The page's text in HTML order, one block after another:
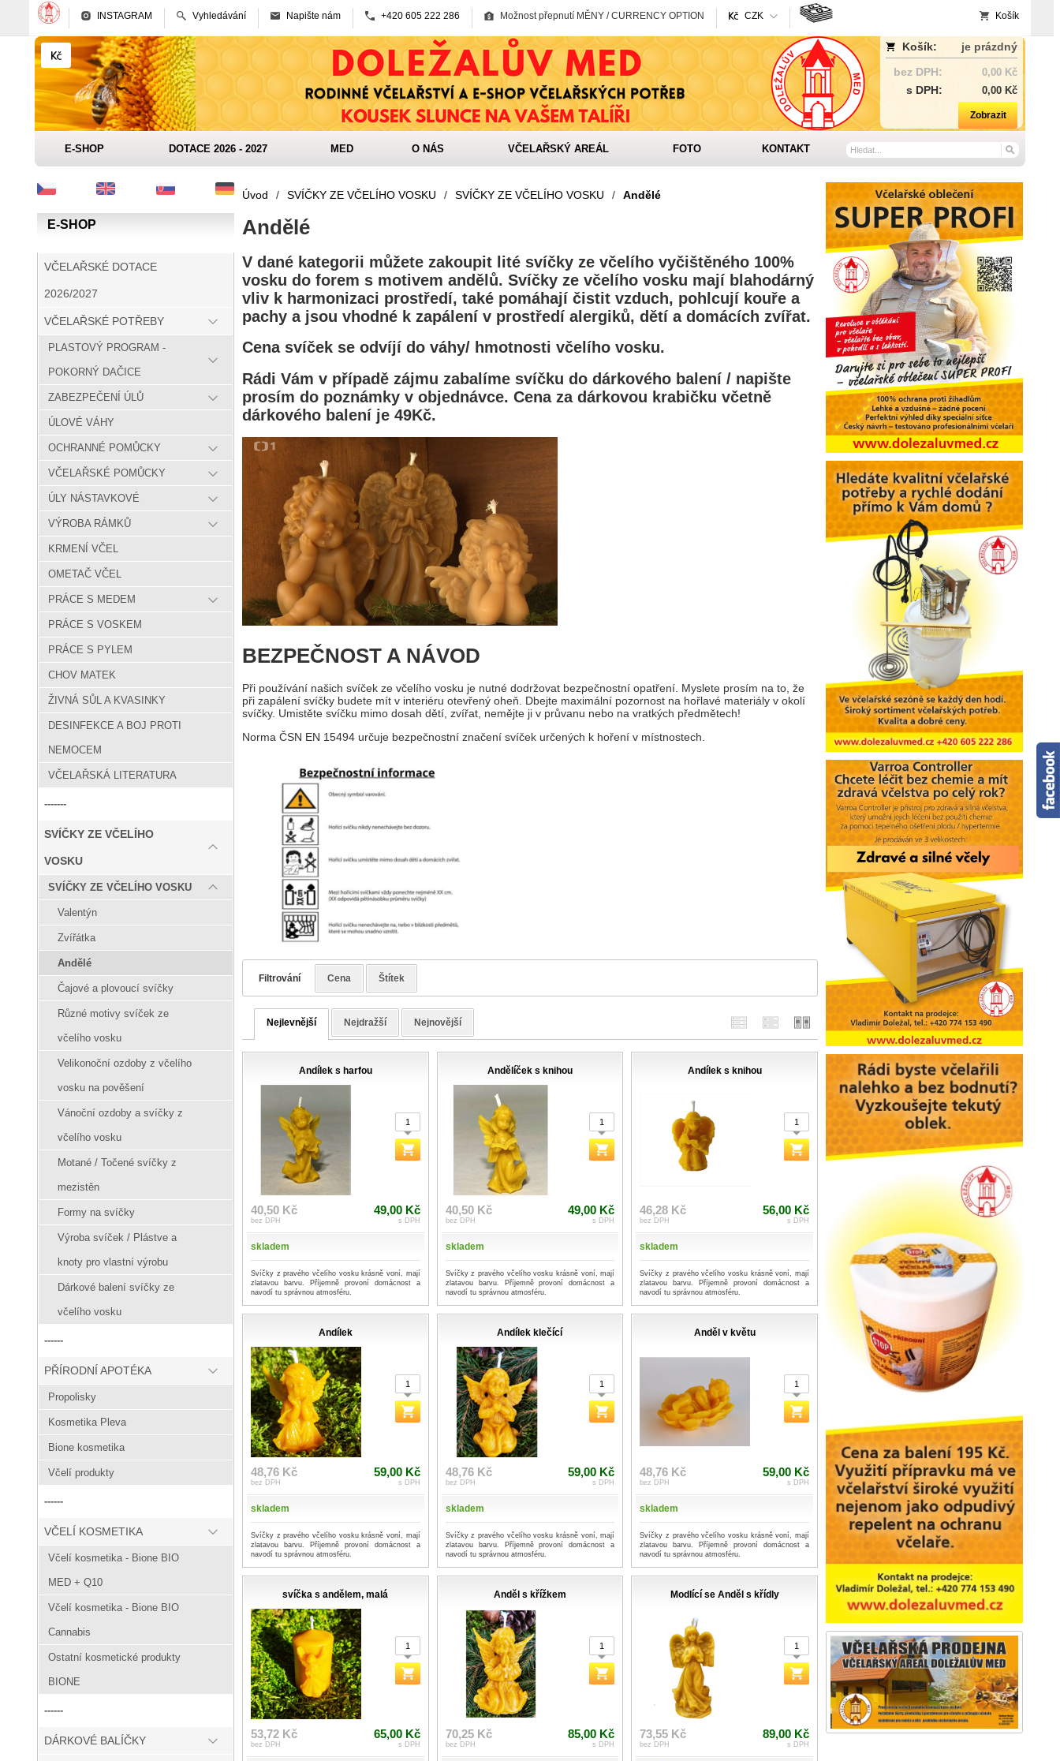
INSTAGRAM Vyhledávání Napište nám +420 605 222 286 Možnost přepnutí MĚNY / CURRENCY OPTION CZK Košík
Košík:
je prázdný
bez DPH:
0,00 Kč
s DPH: 0,00 Kč
Zobrazit
E-SHOP DOTACE 2026 - 2027 MED O NÁS VČELAŘSKÝ AREÁL FOTO KONTAKT
E-SHOP
VČELAŘSKÉ DOTACE
2026/2027
VČELAŘSKÉ POTŘEBY
PLASTOVÝ PROGRAM -
POKORNÝ DAČICE
ZABEZPEČENÍ ÚLŮ
ÚLOVÉ VÁHY
OCHRANNÉ POMŮCKY
VČELAŘSKÉ POMŮCKY
ÚLY NÁSTAVKOVÉ
VÝROBA RÁMKŮ
KRMENÍ VČEL
OMETAČ VČEL
PRÁCE S MEDEM
PRÁCE S VOSKEM
PRÁCE S PYLEM
CHOV MATEK
ŽIVNÁ SŮL A KVASINKY
DESINFEKCE A BOJ PROTI
NEMOCEM
VČELAŘSKÁ LITERATURA
-------
SVÍČKY ZE VČELÍHO
VOSKU
SVÍČKY ZE VČELÍHO VOSKU
Valentýn
Zvířátka
Andělé
Čajové a plovoucí svíčky
Různé motivy svíček ze
včelího vosku
Velikonoční ozdoby z včelího
vosku na pověšení
Vánoční ozdoby a svíčky z
včelího vosku
Motané / Točené svíčky z
mezistěn
Formy na svíčky
Výroba svíček / Plástve a
knoty pro vlastní výrobu
Dárkové balení svíčky ze
včelího vosku
------
PŘÍRODNÍ APOTÉKA
Propolisky
Kosmetika Pleva
Bione kosmetika
Včelí produkty
------
VČELÍ KOSMETIKA
Včelí kosmetika - Bione BIO
MED + Q10
Včelí kosmetika - Bione BIO
Cannabis
Ostatní kosmetické produkty
BIONE
------
DÁRKOVÉ BALÍČKY
Úvod / SVÍČKY ZE VČELÍHO VOSKU / SVÍČKY ZE VČELÍHO VOSKU / Andělé
Andělé
V dané kategorii můžete zakoupit lité svíčky ze včelího vyčištěného 100%
vosku do forem s motivem andělů. Svíčky ze včelího vosku mají blahodárný
vliv k harmonizaci prostředí, také pomáhají čistit vzduch, pohlcují kouře a
pachy a jsou vhodné k zapálení v prostředí alergiků, dětí a domácích zvířat.
Cena svíček se odvíjí do váhy/ hmotnosti včelího vosku.
Rádi Vám v případě zájmu zabalíme svíčku do dárkového balení / napište
prosím do poznámky v objednávce. Cena za dárkovou krabičku včetně
dárkového balení je 49Kč.
BEZPEČNOST A NÁVOD
Při používání našich svíček ze včelího vosku je nutné dodržovat bezpečnostní opatření. Myslete prosím na to, že
při zapálení svíčky budete mít v interiéru otevřený oheň. Dbejte maximální pozornost na hořlavé materiály v okolí
svíčky. Umistěte svíčku mimo dosah dětí, zvířat, nemějte ji v průvanu nebo na vratkých předmětech!
Norma ČSN EN 15494 určuje bezpečnostní značení svíček určených k hoření v místnostech.
Filtrování Cena Štítek
Nejlevnější Nejdražší Nejnovější
Andílek s harfou
40,50 Kč
bez DPH
49,00 Kč
s DPH
skladem
Svíčky z pravého včelího vosku krásně voní, mají
zlatavou barvu. Příjemně provoní domácnost a
navodí tu správnou atmosféru.
Andělíček s knihou
40,50 Kč
bez DPH
49,00 Kč
s DPH
skladem
Svíčky z pravého včelího vosku krásně voní, mají
zlatavou barvu. Příjemně provoní domácnost a
navodí tu správnou atmosféru.
Andílek s knihou
46,28 Kč
bez DPH
56,00 Kč
s DPH
skladem
Svíčky z pravého včelího vosku krásně voní, mají
zlatavou barvu. Příjemně provoní domácnost a
navodí tu správnou atmosféru.
Andílek
48,76 Kč
bez DPH
59,00 Kč
s DPH
skladem
Svíčky z pravého včelího vosku krásně voní, mají
zlatavou barvu. Příjemně provoní domácnost a
navodí tu správnou atmosféru.
Andílek klečící
48,76 Kč
bez DPH
59,00 Kč
s DPH
skladem
Svíčky z pravého včelího vosku krásně voní, mají
zlatavou barvu. Příjemně provoní domácnost a
navodí tu správnou atmosféru.
Anděl v květu
48,76 Kč
bez DPH
59,00 Kč
s DPH
skladem
Svíčky z pravého včelího vosku krásně voní, mají
zlatavou barvu. Příjemně provoní domácnost a
navodí tu správnou atmosféru.
svíčka s andělem, malá
53,72 Kč
bez DPH
65,00 Kč
s DPH
Anděl s křížkem
70,25 Kč
bez DPH
85,00 Kč
s DPH
Modlící se Anděl s křídly
73,55 Kč
bez DPH
89,00 Kč
s DPH